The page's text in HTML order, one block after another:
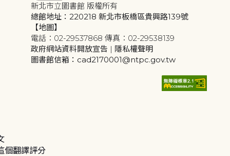
新北市立圖書館 版權所有
總館地址：220218 新北市板橋區貴興路139號
【地圖】
電話：02-29537868 傳真：02-29538139
政府網站資料開放宣告 | 隱私權聲明
圖書館信箱：cad2170001@ntpc.gov.tw
個翻譯評分